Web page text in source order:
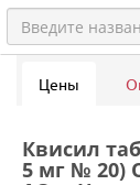
Цены
Квисил
5 мг № 20)